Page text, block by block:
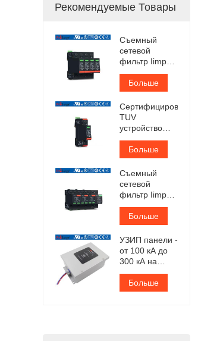
Рекомендуемые Товары
Съемный
сетевой
фильтр Iimp
12,5 кА,
сертифицированный
TUV
Больше
Сертифицированное
TUV
устройство
защиты от
перенапряжения
переменного
тока типа 1+2
Больше
Съемный
сетевой
фильтр Iimp
25 кА,
сертифицированный
TUV
Больше
УЗИП панели -
от 100 кА до
300 кА на
фазу
Больше